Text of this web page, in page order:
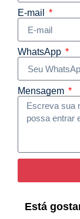
E-mail
WhatsApp
Mensagem
Está